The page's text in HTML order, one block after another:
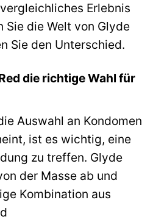
Erlebnis
Sie die Welt von Glyde
Sie den Unterschied.
die richtige Wahl für
Auswahl an Kondomen
ist es wichtig, eine
zu treffen. Glyde
der Masse ab und
Kombination aus